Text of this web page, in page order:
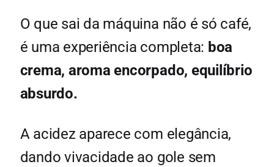
O que sai da máquina não é só café,
é uma experiência completa: boa
crema, aroma encorpado, equilíbrio
absurdo.
A acidez aparece com elegância,
dando vivacidade ao gole sem